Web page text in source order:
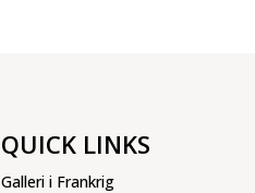
QUICK LINKS
Galleri i Frankrig